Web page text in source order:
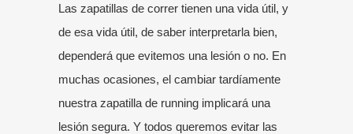
Las zapatillas de correr tienen una vida útil, y
de esa vida útil, de saber interpretarla bien,
dependerá que evitemos una lesión o no. En
muchas ocasiones, el cambiar tardíamente
nuestra zapatilla de running implicará una
lesión segura. Y todos queremos evitar las